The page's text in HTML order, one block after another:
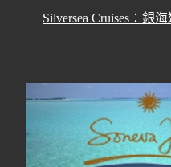
Silversea Cruises：銀